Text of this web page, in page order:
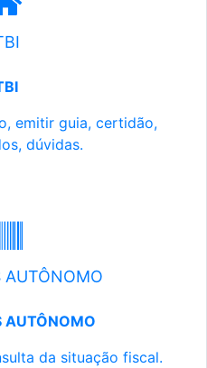
emitir guia, certidão,
dúvidas.
AUTÔNOMO
AUTÔNOMO
da situação fiscal.